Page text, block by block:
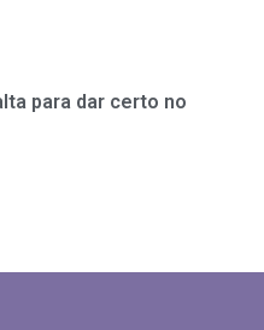
para dar certo no